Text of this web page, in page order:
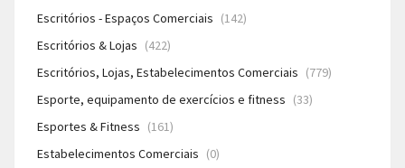
Escritórios - Espaços Comerciais (142)
Escritórios & Lojas (422)
Escritórios, Lojas, Estabelecimentos Comerciais (779)
Esporte, equipamento de exercícios e fitness (33)
Esportes & Fitness (161)
Estabelecimentos Comerciais (0)